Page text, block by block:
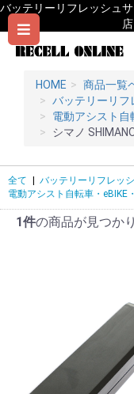
バッテリーリフレッシュ
店
HOME
商品一覧
バッテリーリフ
電動アシスト自
シマノ
全て バッテリーリフレッ
電動アシスト自転車・eBIKE
1件の商品が見つか